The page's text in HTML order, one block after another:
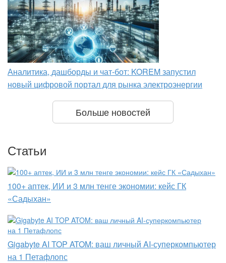
Аналитика, дашборды и чат-бот: KOREM запустил
новый цифровой портал для рынка электроэнергии
Больше новостей
Статьи
100+ аптек, ИИ и 3 млн тенге экономии: кейс ГК
«Садыхан»
Gigabyte AI TOP ATOM: ваш личный AI-суперкомпьютер
на 1 Петафлопс